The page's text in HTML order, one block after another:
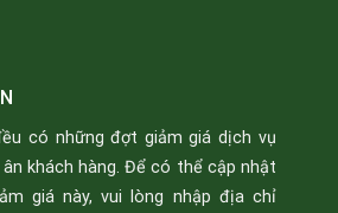
có những đợt giảm giá dịch vụ
khách hàng. Để có thể cập nhật
giá này, vui lòng nhập địa chỉ